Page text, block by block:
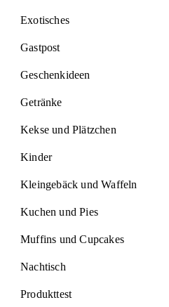
Exotisches
Gastpost
Geschenkideen
Getränke
Kekse und Plätzchen
Kinder
Kleingebäck und Waffeln
Kuchen und Pies
Muffins und Cupcakes
Nachtisch
Produkttest